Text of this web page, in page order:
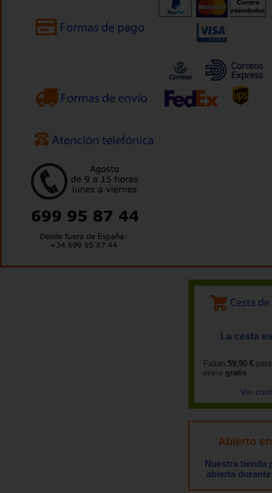
La cesta
Faltan 59,90 €
envío gratis
Ver
Abierto
Nuestra tienda
abierta